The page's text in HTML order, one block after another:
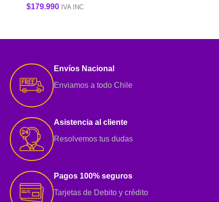
$179.990 IVA INC
Envíos Nacional
Enviamos a todo Chile
Asistencia al cliente
Resolvemos tus dudas
Pagos 100% seguros
Tarjetas de Debito y crédito